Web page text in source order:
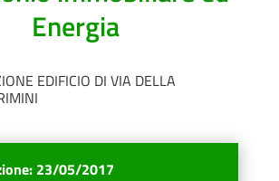
Energia
EDIFICIO DI VIA DELLA
: 23/05/2017